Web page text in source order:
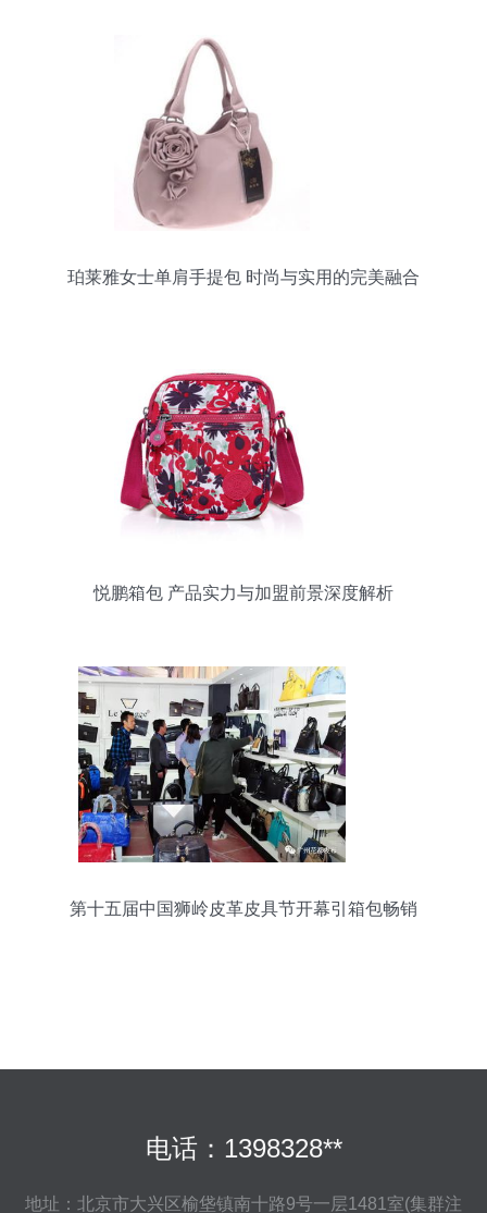
珀莱雅女士单肩手提包 时尚与实用的完美融合
悦鹏箱包 产品实力与加盟前景深度解析
第十五届中国狮岭皮革皮具节开幕引箱包畅销
电话：1398328**
地址：北京市大兴区榆垡镇南十路9号一层1481室(集群注